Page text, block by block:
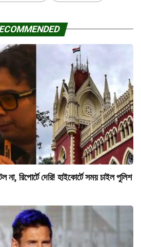
রিপোর্টে দেরি! হাইকোর্টে সময় চাইল পুলিশ